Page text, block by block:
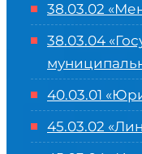
38.03.02
38.03.04
40.03.01
45.03.02